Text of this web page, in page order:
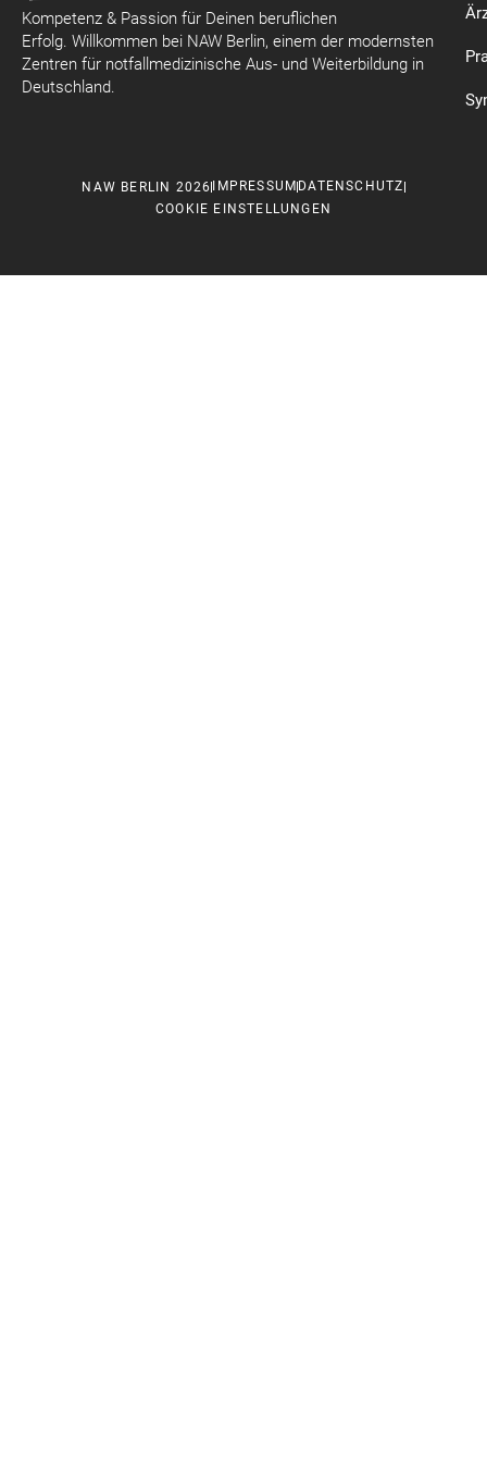
Kompetenz & Passion für Deinen beruflichen
Erfolg. Willkommen bei NAW Berlin, einem der modernsten
Zentren für notfallmedizinische Aus- und Weiterbildung in
Deutschland.
NAW BERLIN 2026 IMPRESSUMDATENSCHUTZ
COOKIE EINSTELLUNGEN